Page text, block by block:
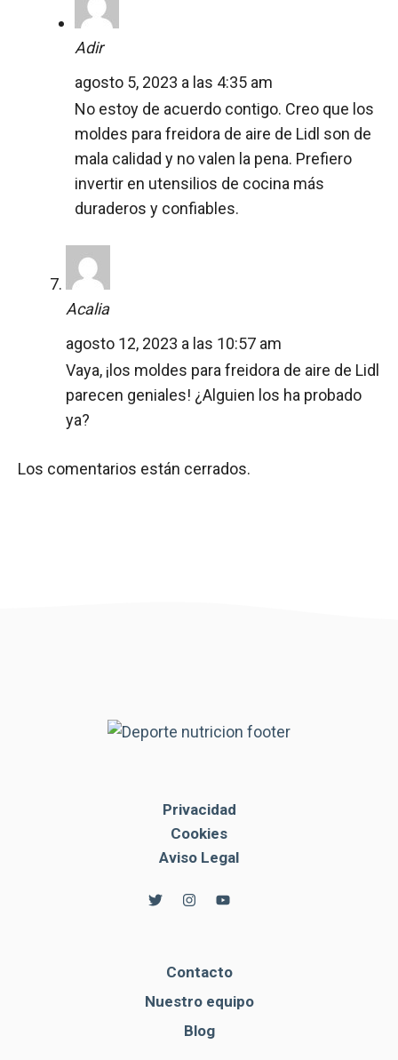
Adir
agosto 5, 2023 a las 4:35 am
No estoy de acuerdo contigo. Creo que los
moldes para freidora de aire de Lidl son de
mala calidad y no valen la pena. Prefiero
invertir en utensilios de cocina más
duraderos y confiables.
Acalia
agosto 12, 2023 a las 10:57 am
Vaya, ¡los moldes para freidora de aire de Lidl
parecen geniales! ¿Alguien los ha probado
ya?
Los comentarios están cerrados.
Privacidad
Cookies
Aviso Legal
Contacto
Nuestro equipo
Blog